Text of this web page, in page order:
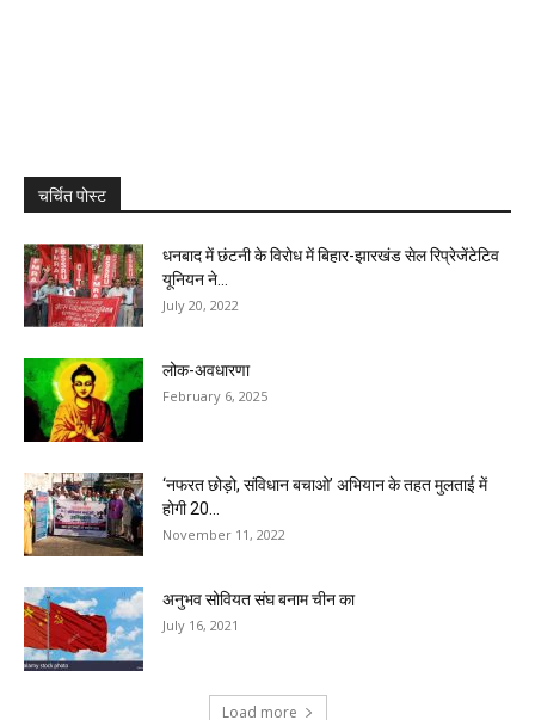
चर्चित पोस्ट
धनबाद में छंटनी के विरोध में बिहार-झारखंड सेल रिप्रेजेंटेटिव
यूनियन ने...
July 20, 2022
लोक-अवधारणा
February 6, 2025
‘नफरत छोड़ो, संविधान बचाओ’ अभियान के तहत मुलताई में
होगी 20...
November 11, 2022
अनुभव सोवियत संघ बनाम चीन का
July 16, 2021
Load more